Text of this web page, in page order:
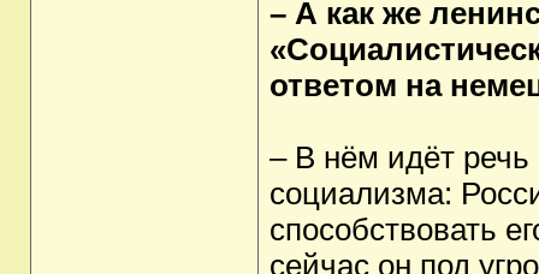
– А как же
ответом на
– В нём идёт речь
социализма:
способствовать
сейчас он под